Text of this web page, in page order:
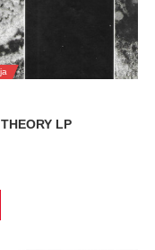
LP